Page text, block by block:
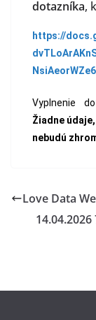
dotazníka,
https://
Vyplnenie
Žiadne
nebudú
Love Data